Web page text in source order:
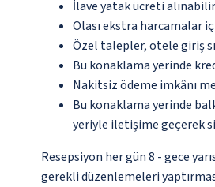
İlave yatak ücreti
Olası ekstra harcamalar
Özel talepler, otele giriş
Bu konaklama yerinde
Nakitsiz ödeme imkânı
Bu konaklama yerinde
yeriyle iletişime geçerek
Resepsiyon her gün 8 - gece
gerekli düzenlemeleri